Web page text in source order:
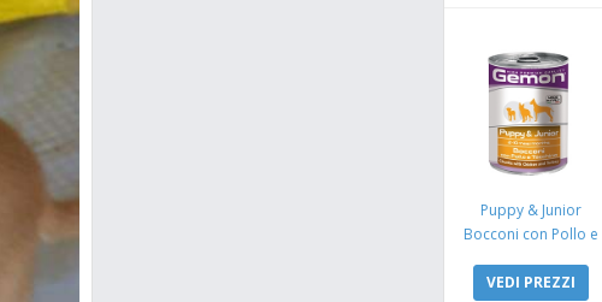
Puppy & Junior
Bocconi con Pollo e
VEDI PREZZI